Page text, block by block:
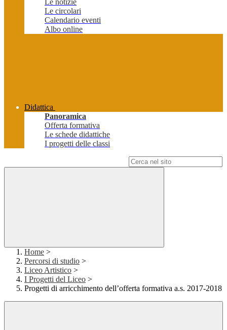
Le notizie
Le circolari
Calendario eventi
Albo online
Didattica
Panoramica
Offerta formativa
Le schede didattiche
I progetti delle classi
Home >
Percorsi di studio >
Liceo Artistico >
I Progetti del Liceo >
Progetti di arricchimento dell’offerta formativa a.s. 2017-2018